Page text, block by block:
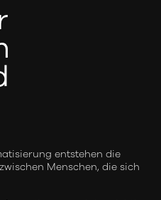
entstehen die
Menschen, die sich